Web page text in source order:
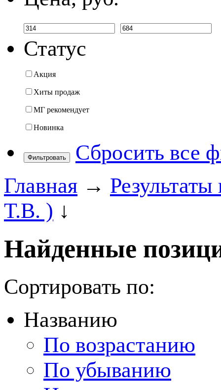
Статус
Акция
Хиты продаж
МГ рекомендует
Новинка
Фильтровать
Сбросить все
Главная →
Т.В. ) ↓
Найденные
Сортировать по:
Названию
По возрастанию
По убыванию